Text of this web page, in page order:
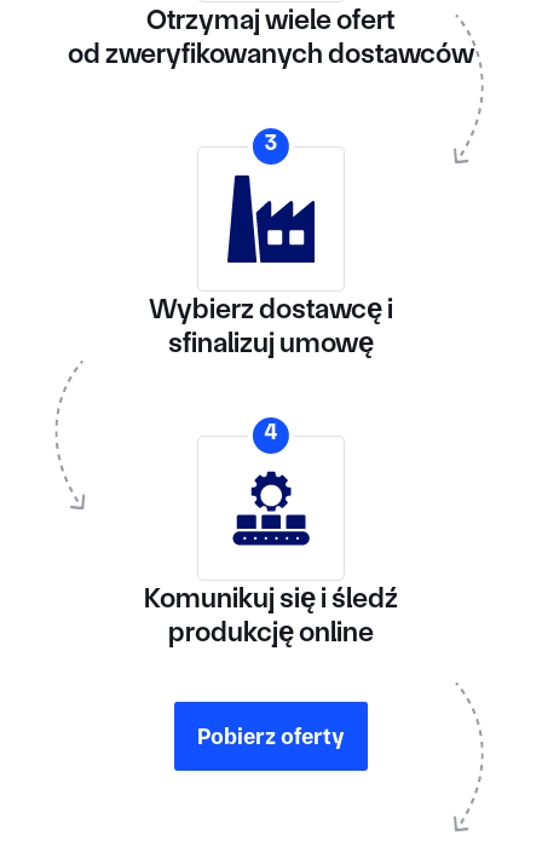
Otrzymaj wiele ofert
od zweryfikowanych dostawców
3
Wybierz dostawcę i
sfinalizuj umowę
4
Komunikuj się i śledź
produkcję online
Pobierz oferty